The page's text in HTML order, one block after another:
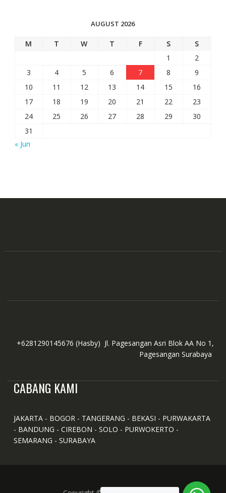
AUGUST 2026
M T W T F S
S
1
2
3
4 5 6 7 8
9
10
11 12 13 14 15
16
17
18 19 20 21 22
23
24
25 26 27 28 29
30
31
« Jun
+6281290145676 (Hasby) Jl. Pagesangan Asri Blok AA No 1,
Pagesangan Surabaya
CABANG KAMI
JAKARTA - BOGOR - TANGERANG - BEKASI - PURWAKARTA
- BANDUNG - CIREBON - SOLO - PURWOKERTO -
SEMARANG - SURABAYA